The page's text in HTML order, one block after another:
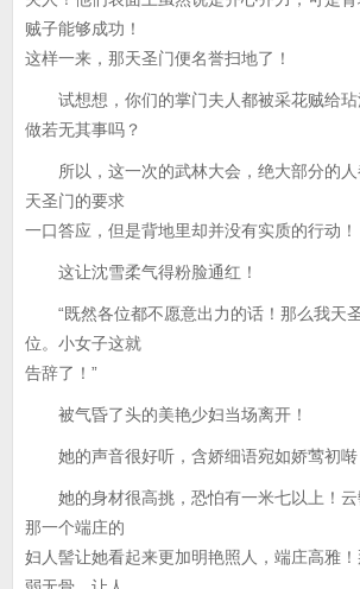
贼子能够成功！
这样一来，那天圣门便名誉扫地了！
试想想，你们的掌门夫人都被采花贼给玷
做若无其事吗？
所以，这一次的武林大会，绝大部分的人
天圣门的要求
一口答应，但是背地里却并没有实质的行动！
这让沈雪柔气得粉脸通红！
“既然各位都不愿意出力的话！那么我天
位。小女子这就
告辞了！”
被气昏了头的美艳少妇当场离开！
她的声音很好听，含娇细语宛如娇莺初啭
她的身材很高挑，恐怕有一米七以上！云
那一个端庄的
妇人髻让她看起来更加明艳照人，端庄高雅